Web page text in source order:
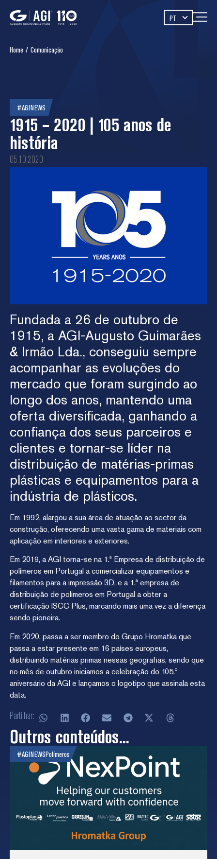
PT
Home / Comunicação
#AGINEWS
1915 – 2020 | 105 anos de
história
05.10.2020
Fundada a 26 de outubro de
1915, a AGI-Augusto Guimarães
& Irmão Lda., conseguiu sempre
acompanhar as evoluções do
mercado que foram surgindo ao
longo dos anos, mantendo uma
oferta diversificada, ganhando a
confiança dos seus parceiros e
clientes e tornar-se líder na
distribuição de matérias-primas
plásticas e equipamentos para a
indústria de plásticos.
Em 1992, alargou a sua área de atuação ao sector da
construção, oferecendo uma vasta gama de materiais com
aplicação em interiores e exteriores.
Em 2019, a AGI torna-se na 1.ª Empresa de distribuição de
polímeros em Portugal a comercializar equipamentos e
filamentos para a impressão 3D, e a 1.ª empresa de
distribuição de polímeros em Portugal a obter a
certificação ISCC Plus, marcando mais uma vez a diferença
sendo pioneira.
Em 2020, passa a ser membro do Grupo Hromatka que
passa a estar presente em 16 países europeus,
distribuindo matérias primas nessas geografias, sendo que
no mês de outubro iniciamos a celebração do 105.º
aniversário da AGI e lançamos o logotipo que assinala esta
data.
Partilhar:
Outros conteúdos...
#AGINEWSPolímeros